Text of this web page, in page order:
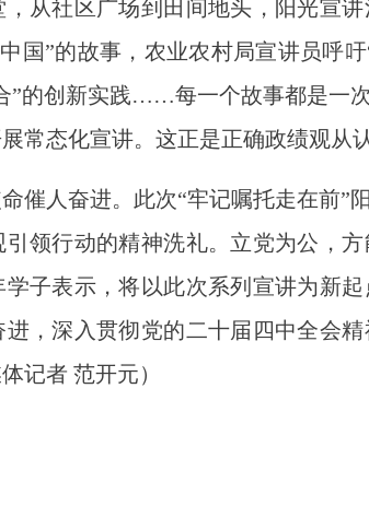
社区广场到田间地头，阳光宣讲
国”的故事，农业农村局宣讲员呼
”的创新实践……每一个故事都是一
常态化宣讲。这正是正确政绩观从
人奋进。此次“牢记嘱托走在前”
领行动的精神洗礼。立党为公，
子表示，将以此次系列宣讲为新
，深入贯彻党的二十届四中全会
记者 范开元）